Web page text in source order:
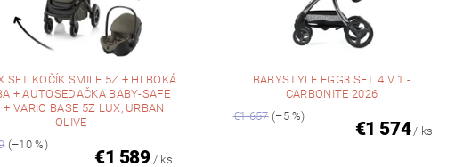
SET KOČÍK SMILE 5Z + HLBOKÁ
+ AUTOSEDAČKA BABY-SAFE
+ VARIO BASE 5Z LUX, URBAN
OLIVE
(–10 %)
€1 589 / ks
BABYSTYLE EGG3 SET 4 V 1 -
CARBONITE 2026
€1 657(–5 %)
€1 574 / ks